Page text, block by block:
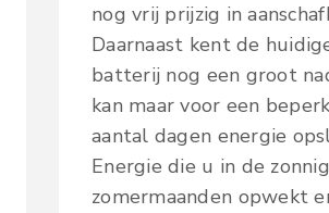
nog vrij prijzig in
Daarnaast kent de
batterij nog een groot
kan maar voor een
aantal dagen energie
Energie die u in de
zomermaanden opwekt